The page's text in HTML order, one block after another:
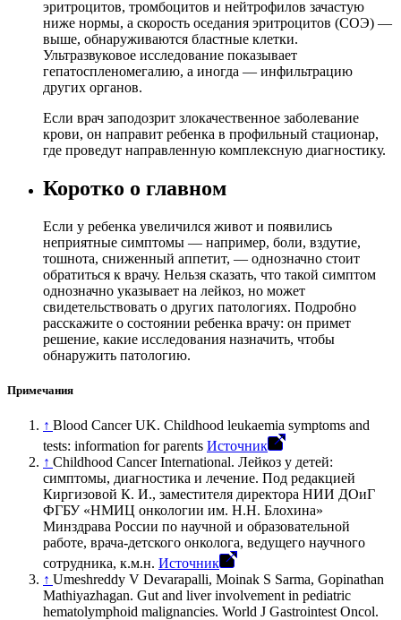
эритроцитов, тромбоцитов и нейтрофилов зачастую
ниже нормы, а скорость оседания эритроцитов (СОЭ) —
выше, обнаруживаются бластные клетки.
Ультразвуковое исследование показывает
гепатоспленомегалию, а иногда — инфильтрацию
других органов.
Если врач заподозрит злокачественное заболевание
крови, он направит ребенка в профильный стационар,
где проведут направленную комплексную диагностику.
Коротко о главном
Если у ребенка увеличился живот и появились
неприятные симптомы — например, боли, вздутие,
тошнота, сниженный аппетит, — однозначно стоит
обратиться к врачу. Нельзя сказать, что такой симптом
однозначно указывает на лейкоз, но может
свидетельствовать о других патологиях. Подробно
расскажите о состоянии ребенка врачу: он примет
решение, какие исследования назначить, чтобы
обнаружить патологию.
Примечания
↑ Blood Cancer UK. Childhood leukaemia symptoms and
tests: information for parents Источник
↑ Childhood Cancer International. Лейкоз у детей:
симптомы, диагностика и лечение. Под редакцией
Киргизовой К. И., заместителя директора НИИ ДОиГ
ФГБУ «НМИЦ онкологии им. Н.Н. Блохина»
Минздрава России по научной и образовательной
работе, врача-детского онколога, ведущего научного
сотрудника, к.м.н. Источник
↑ Umeshreddy V Devarapalli, Moinak S Sarma, Gopinathan
Mathiyazhagan. Gut and liver involvement in pediatric
hematolymphoid malignancies. World J Gastrointest Oncol.